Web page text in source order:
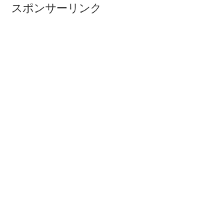
スポンサーリンク